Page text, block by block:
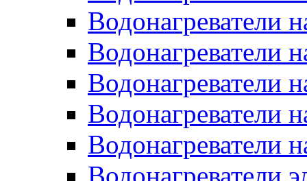
Водонагреватели
Водонагреватели
Водонагреватели
Водонагреватели
Водонагреватели
Водонагреватели